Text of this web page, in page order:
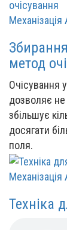
метод
Очісування
дозволяє
збільшує
досягати
поля.
Механізація
Техніка